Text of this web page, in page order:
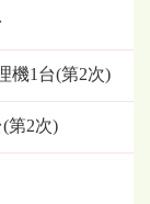
機1台(第2次)
第2次)